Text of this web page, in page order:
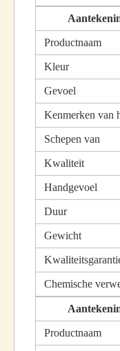
Productnaam
Kleur
Gevoel
Kenmerken van
Schepen van
Kwaliteit
Handgevoel
Duur
Gewicht
Chemische
Productnaam